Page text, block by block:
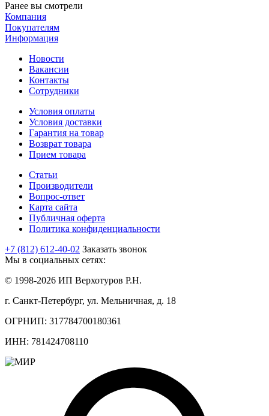
Ранее вы смотрели
Компания
Покупателям
Информация
Новости
Вакансии
Контакты
Сотрудники
Условия оплаты
Условия доставки
Гарантия на товар
Возврат товара
Прием товара
Статьи
Производители
Вопрос-ответ
Карта сайта
Публичная оферта
Политика конфиденциальности
+7 (812) 612-40-02 Заказать звонок
Мы в социальных сетях:
© 1998-2026 ИП Верхотуров Р.Н.
г. Санкт-Петербург, ул. Мельничная, д. 18
ОГРНИП: 317784700180361
ИНН: 781424708110